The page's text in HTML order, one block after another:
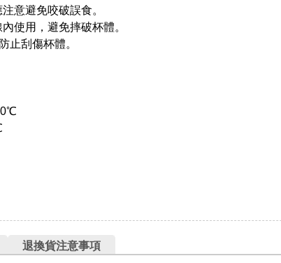
意避免咬破誤食。
使用，避免摔破杯體。
止刮傷杯體。
退換貨注意事項